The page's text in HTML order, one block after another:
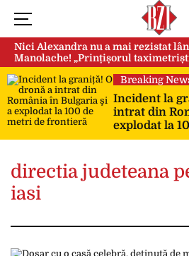
Nici Alexandra nu a mai rezistat
Manolache! „Prințișorul
după doi ani de căsnicie
Breaking
Incident la
intrat din
explodat la
frontieră
directia judeteana
iasi